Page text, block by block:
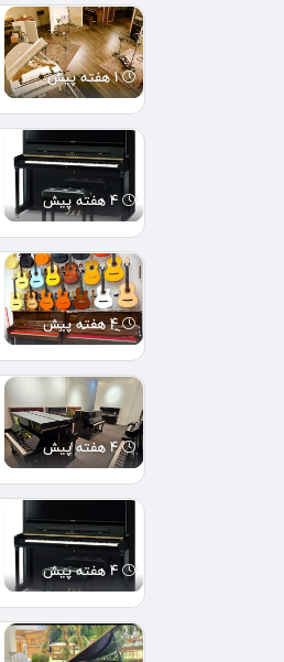
1 هفته پیش
4 هفته پیش
4 هفته پیش
4 هفته پیش
4 هفته پیش